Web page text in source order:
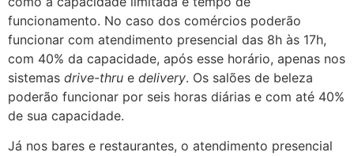
funcionamento. No caso dos comércios poderão
funcionar com atendimento presencial das 8h às 17h,
com 40% da capacidade, após esse horário, apenas nos
sistemas drive-thru e delivery. Os salões de beleza
poderão funcionar por seis horas diárias e com até 40%
de sua capacidade.
Já nos bares e restaurantes, o atendimento presencial